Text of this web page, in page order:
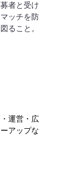
者と受け
ッチを防
ること。
運営・広
アップな